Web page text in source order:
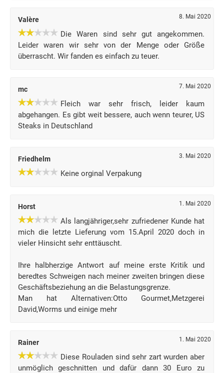
Valère 8. Mai 2020
Die Waren sind sehr gut angekommen.
Leider waren wir sehr von der Menge oder Größe
überrascht. Wir fanden es einfach zu teuer.
mc 7. Mai 2020
Fleich war sehr frisch, leider kaum
abgehangen. Es gibt weit bessere, auch wenn teurer, US
Steaks in Deutschland
Friedhelm 3. Mai 2020
Keine orginal Verpakung
Horst 1. Mai 2020
Als langjähriger,sehr zufriedener Kunde hat
mich die letzte Lieferung vom 15.April 2020 doch in
vieler Hinsicht sehr enttäuscht.
Ihre halbherzige Antwort auf meine erste Kritik und
beredtes Schweigen nach meiner zweiten bringen diese
Geschäftsbeziehung an die Belastungsgrenze.
Man hat Alternativen:Otto Gourmet,Metzgerei
David,Worms und einige mehr
Rainer 1. Mai 2020
Diese Rouladen sind sehr zart wurden aber
unmöglich geschnitten und dafür dann 30 Euro zu